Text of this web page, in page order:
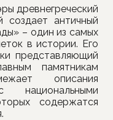
древнегреческий
создает античный
– один из самых
в истории. Его
представляющий
памятникам
описания
национальными
содержатся